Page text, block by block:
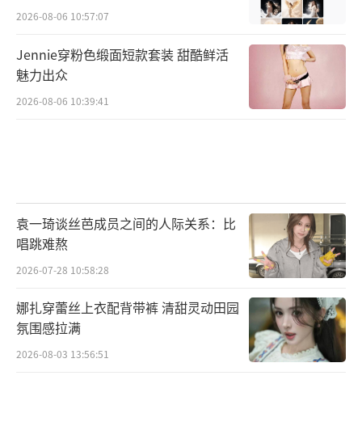
2026-08-06 10:57:07
Jennie穿粉色缎面短款套装 甜酷鲜活
魅力出众
2026-08-06 10:39:41
袁一琦谈丝芭成员之间的人际关系：比
唱跳难熬
2026-07-28 10:58:28
娜扎穿蕾丝上衣配背带裤 清甜灵动田园
氛围感拉满
2026-08-03 13:56:51